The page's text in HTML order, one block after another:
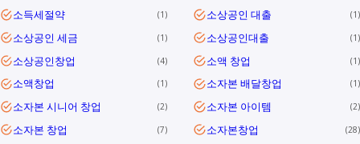
소득세절약 1 소상공인 대출 1
소상공인 세금 1 소상공인대출 1
소상공인창업 4 소액 창업 1
소액창업 1 소자본 배달창업 1
소자본 시니어 창업 2 소자본 아이템 2
소자본 창업 7 소자본창업 28